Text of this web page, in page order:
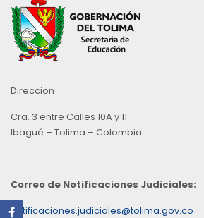
Direccion
Cra. 3 entre Calles 10A y 11
Ibagué – Tolima – Colombia
Correo de Notificaciones Judiciales:
notificaciones.judiciales@tolima.gov.co